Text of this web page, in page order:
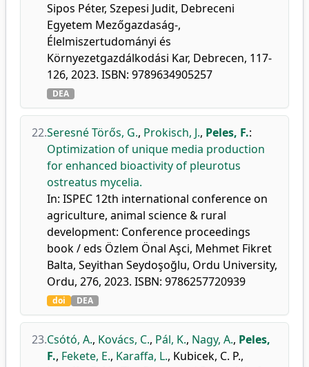
Sipos Péter, Szepesi Judit, Debreceni
Egyetem Mezőgazdaság-,
Élelmiszertudományi és
Környezetgazdálkodási Kar, Debrecen, 117-
126, 2023. ISBN: 9789634905257
DEA
22.Seresné Törős, G., Prokisch, J., Peles, F.:
Optimization of unique media production
for enhanced bioactivity of pleurotus
ostreatus mycelia.
In: ISPEC 12th international conference on
agriculture, animal science & rural
development: Conference proceedings
book / eds Özlem Önal Aşci, Mehmet Fikret
Balta, Seyithan Seydoşoğlu, Ordu University,
Ordu, 276, 2023. ISBN: 9786257720939
doi DEA
23.Csótó, A., Kovács, C., Pál, K., Nagy, A., Peles,
F., Fekete, E., Karaffa, L., Kubicek, C. P.,